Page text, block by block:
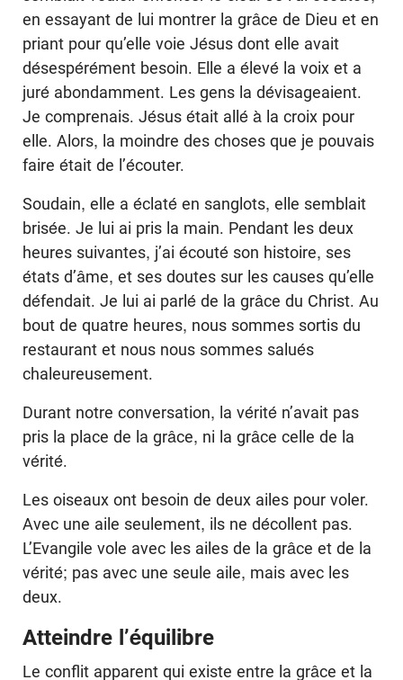
en essayant de lui montrer la grâce de Dieu et en
priant pour qu’elle voie Jésus dont elle avait
désespérément besoin. Elle a élevé la voix et a
juré abondamment. Les gens la dévisageaient.
Je comprenais. Jésus était allé à la croix pour
elle. Alors, la moindre des choses que je pouvais
faire était de l’écouter.
Soudain, elle a éclaté en sanglots, elle semblait
brisée. Je lui ai pris la main. Pendant les deux
heures suivantes, j’ai écouté son histoire, ses
états d’âme, et ses doutes sur les causes qu’elle
défendait. Je lui ai parlé de la grâce du Christ. Au
bout de quatre heures, nous sommes sortis du
restaurant et nous nous sommes salués
chaleureusement.
Durant notre conversation, la vérité n’avait pas
pris la place de la grâce, ni la grâce celle de la
vérité.
Les oiseaux ont besoin de deux ailes pour voler.
Avec une aile seulement, ils ne décollent pas.
L’Evangile vole avec les ailes de la grâce et de la
vérité; pas avec une seule aile, mais avec les
deux.
Atteindre l’équilibre
Le conflit apparent qui existe entre la grâce et la